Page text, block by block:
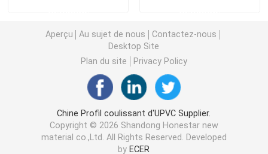
Porte française d'UPVC
Porte coulissante d'UPVC
Fenêtre en aluminium de coupure thermique
Portes en aluminium de coupure thermique
Aperçu Au sujet de nous
Contactez-nous
Desktop Site
Plan du site
Privacy Policy
Chine Profil coulissant d'UPVC Supplier.
Copyright © 2026 Shandong Honestar new
material co.,Ltd. All Rights Reserved. Developed
by ECER